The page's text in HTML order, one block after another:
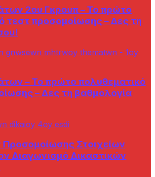
2ου Γκρουπ – Το πρώτο
τεστ προσομοίωσης – Δες τη
– Το πρώτο πολυθεματικό
– Δες τη βαθμολογία
Στοιχείων
Διαγωνισμό Δικαστικών